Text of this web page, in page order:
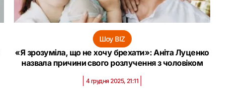
Шоу BIZ
«Я зрозуміла, що не хочу брехати»: Аніта Луценко
назвала причини свого розлучення з чоловіком
4 грудня 2025, 21:11